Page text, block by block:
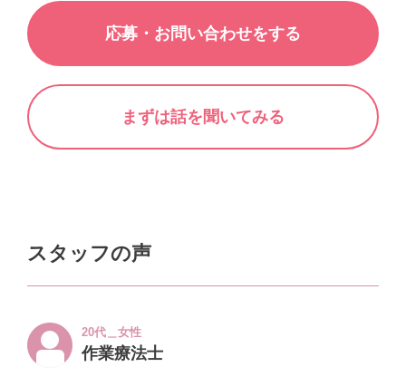
応募・お問い合わせをする
まずは話を聞いてみる
スタッフの声
20代＿女性
作業療法士